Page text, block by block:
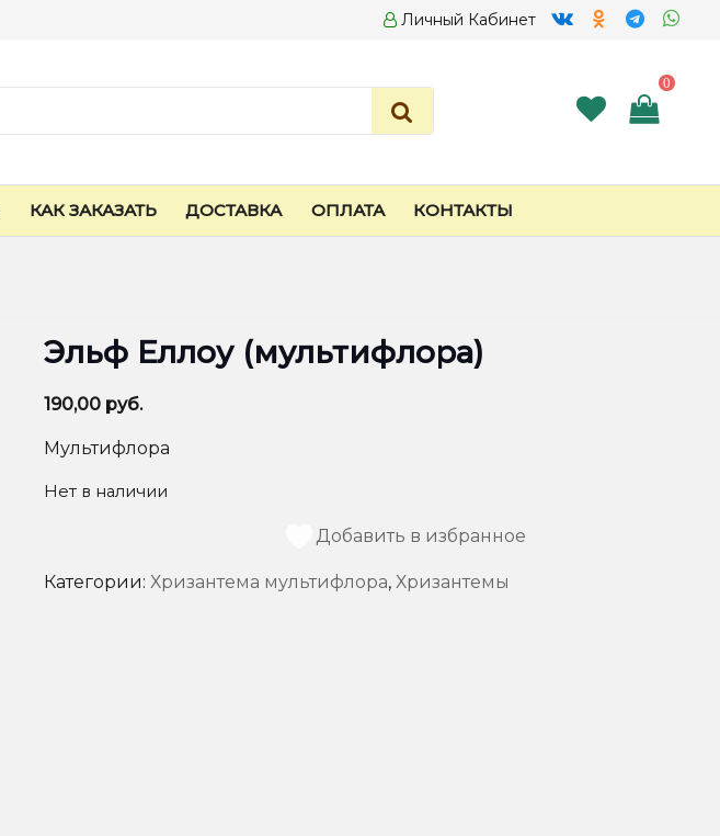
Личный Кабинет
0
КАК ЗАКАЗАТЬ ДОСТАВКА ОПЛАТА КОНТАКТЫ
Эльф Еллоу (мультифлора)
190,00 руб.
Мультифлора
Нет в наличии
Добавить в избранное
Категории: Хризантема мультифлора, Хризантемы